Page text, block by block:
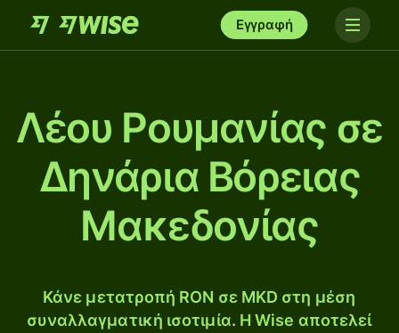
Εγγραφή
Λέου Ρουμανίας σε
Δηνάρια Βόρειας
Μακεδονίας
Κάνε μετατροπή RON σε MKD στη μέση
συναλλαγματική ισοτιμία. Η Wise αποτελεί